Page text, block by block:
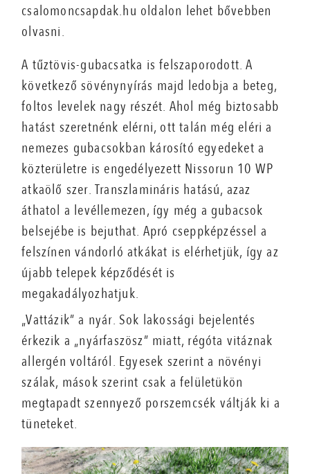
csalomoncsapdak.hu oldalon lehet bővebben
olvasni.
A tűztövis-gubacsatka is felszaporodott. A
következő sövénynyírás majd ledobja a beteg,
foltos levelek nagy részét. Ahol még biztosabb
hatást szeretnénk elérni, ott talán még eléri a
nemezes gubacsokban károsító egyedeket a
közterületre is engedélyezett Nissorun 10 WP
atkaölő szer. Transzlamináris hatású, azaz
áthatol a levéllemezen, így még a gubacsok
belsejébe is bejuthat. Apró cseppképzéssel a
felszínen vándorló atkákat is elérhetjük, így az
újabb telepek képződését is
megakadályozhatjuk.
„Vattázik” a nyár. Sok lakossági bejelentés
érkezik a „nyárfaszösz” miatt, régóta vitáznak
allergén voltáról. Egyesek szerint a növényi
szálak, mások szerint csak a felületükön
megtapadt szennyező porszemcsék váltják ki a
tüneteket.